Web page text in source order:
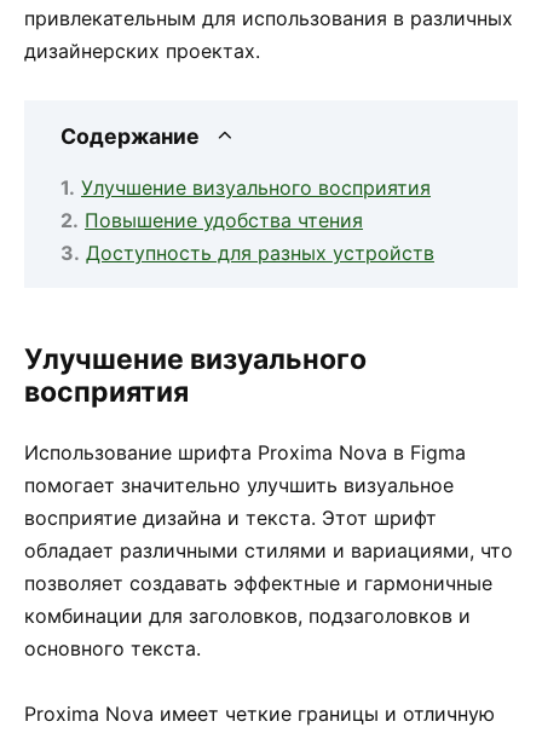
привлекательным для использования в различных
дизайнерских проектах.
Содержание
Улучшение визуального восприятия
Повышение удобства чтения
Доступность для разных устройств
Улучшение визуального
восприятия
Использование шрифта Proxima Nova в Figma
помогает значительно улучшить визуальное
восприятие дизайна и текста. Этот шрифт
обладает различными стилями и вариациями, что
позволяет создавать эффектные и гармоничные
комбинации для заголовков, подзаголовков и
основного текста.
Proxima Nova имеет четкие границы и отличную